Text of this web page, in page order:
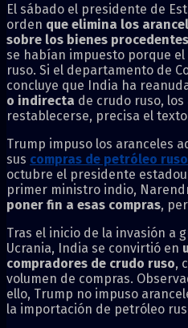
El sábado el presidente de
orden que elimina los
sobre los bienes
se habían impuesto porque
ruso. Si el departamento de
concluye que India ha
o indirecta de crudo ruso,
restablecerse, precisa el
Trump impuso los aranceles
sus compras de petróleo ruso
octubre el presidente
primer ministro indio,
poner fin a esas compras,
Tras el inicio de la invasión a
Ucrania, India se convirtió en
compradores de crudo ruso,
volumen de compras.
ello, Trump no impuso
la importación de petróleo